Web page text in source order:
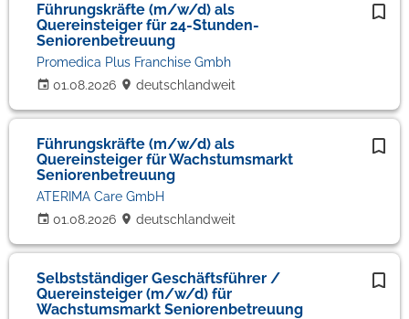
Führungskräfte (m/w/d) als
Quereinsteiger für 24-Stunden-
Seniorenbetreuung
01.08.2026
Promedica Plus Franchise Gmbh
deutschlandweit
Führungskräfte (m/w/d) als
Quereinsteiger für Wachstumsmarkt
Seniorenbetreuung
01.08.2026
ATERIMA Care GmbH
deutschlandweit
Selbstständiger Geschäftsführer /
Quereinsteiger (m/w/d) für
Wachstumsmarkt Seniorenbetreuung